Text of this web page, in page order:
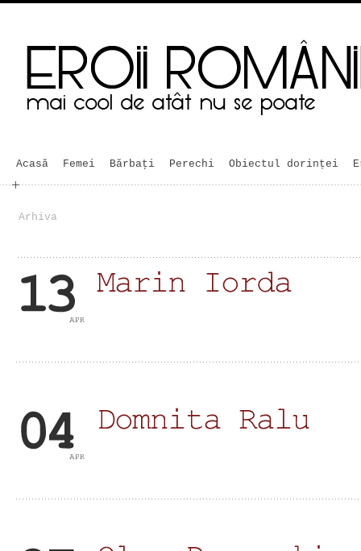
Acasă Femei Bărbaţi Perechi Obiectul dorinței
Arhiva